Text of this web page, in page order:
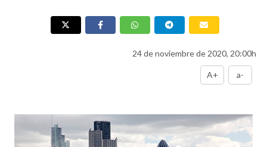
24 de noviembre de 2020, 20:00h
A+ a-